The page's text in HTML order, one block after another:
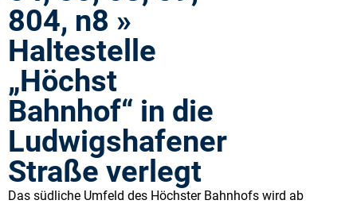
804, n8 »
Haltestelle
„Höchst
Bahnhof“ in die
Ludwigshafener
Straße verlegt
Das südliche Umfeld des Höchster Bahnhofs wird ab